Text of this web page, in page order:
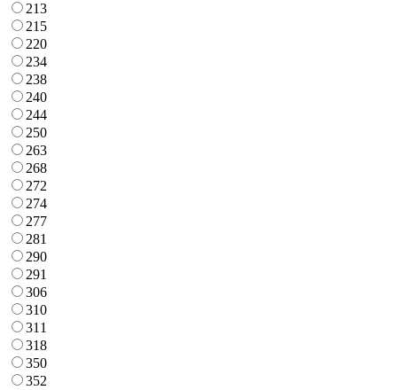
213
215
220
234
238
240
244
250
263
268
272
274
277
281
290
291
306
310
311
318
350
352